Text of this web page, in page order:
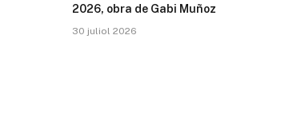
2026, obra de Gabi Muñoz
30 juliol 2026